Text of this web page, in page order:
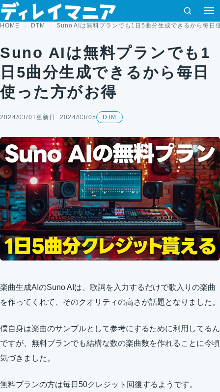
コンテンツへスキップ
検索
HOME DTM Suno AIは無料プランでも1日5曲分生成できるから毎日
Suno AIは無料プランでも1
日5曲分生成できるから毎日
使った方がお得
2024/03/01更新日: 2024/03/05 DTM
楽曲生成AIのSuno AIは、歌詞を入力するだけで歌入りの楽曲
を作ってくれて、そのクオリティの高さが話題となりました。
僕自身は楽曲のサンプルとして参考にするために利用してるん
ですが、無料プランでも結構な数の楽曲数を作れることに今頃
気づきました。
無料プランの方は毎日50クレジット回復するようです。